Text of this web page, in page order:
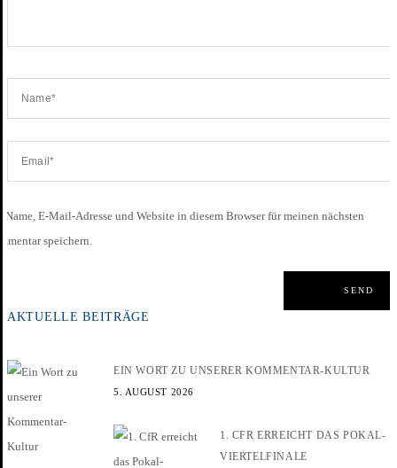
Name, E-Mail-Adresse und Website in diesem Browser für meinen nächsten
speichern.
AKTUELLE BEITRÄGE
EIN WORT ZU UNSERER KOMMENTAR-KULTUR
5. AUGUST 2026
1. CFR ERREICHT DAS POKAL-
VIERTELFINALE